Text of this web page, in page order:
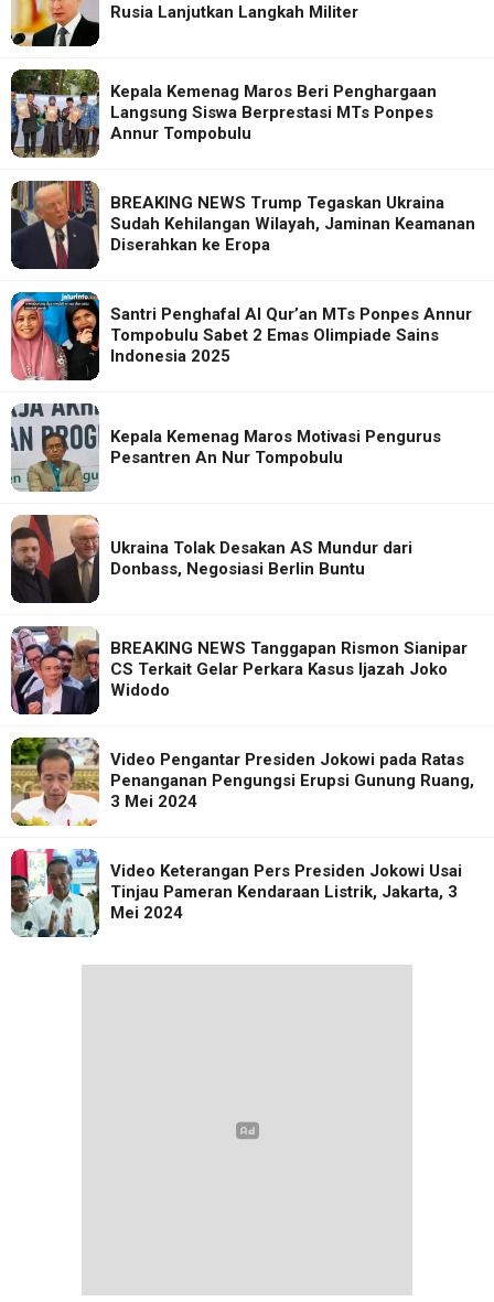
Rusia Lanjutkan Langkah Militer
Kepala Kemenag Maros Beri Penghargaan
Langsung Siswa Berprestasi MTs Ponpes
Annur Tompobulu
BREAKING NEWS Trump Tegaskan Ukraina
Sudah Kehilangan Wilayah, Jaminan Keamanan
Diserahkan ke Eropa
Santri Penghafal Al Qur’an MTs Ponpes Annur
Tompobulu Sabet 2 Emas Olimpiade Sains
Indonesia 2025
Kepala Kemenag Maros Motivasi Pengurus
Pesantren An Nur Tompobulu
Ukraina Tolak Desakan AS Mundur dari
Donbass, Negosiasi Berlin Buntu
BREAKING NEWS Tanggapan Rismon Sianipar
CS Terkait Gelar Perkara Kasus Ijazah Joko
Widodo
Video Pengantar Presiden Jokowi pada Ratas
Penanganan Pengungsi Erupsi Gunung Ruang,
3 Mei 2024
Video Keterangan Pers Presiden Jokowi Usai
Tinjau Pameran Kendaraan Listrik, Jakarta, 3
Mei 2024